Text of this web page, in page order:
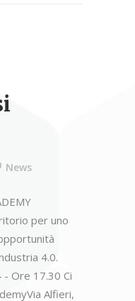
News
per uno
4.0.
- Ore 17.30 Ci
Alfieri,